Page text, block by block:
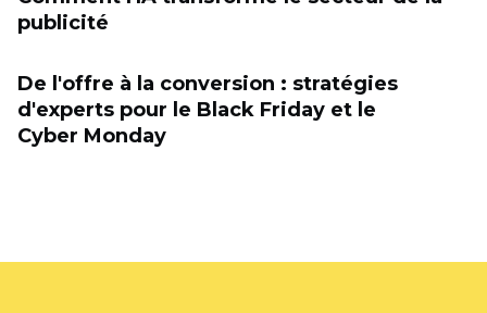
publicité
De l'offre à la conversion : stratégies
d'experts pour le Black Friday et le
Cyber Monday